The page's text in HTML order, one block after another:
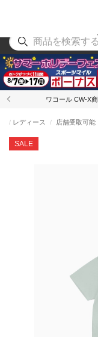
ア
ワコール CW-X
SALE
レディース 店舗受取可能